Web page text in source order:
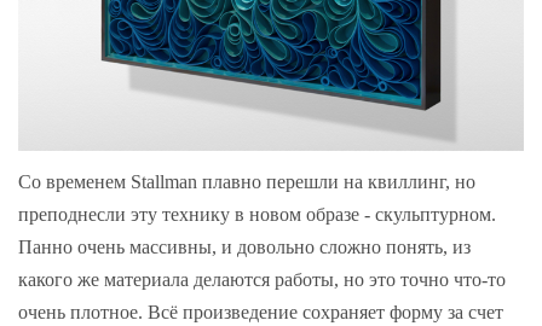
Со временем Stallman плавно перешли на квиллинг, но
преподнесли эту технику в новом образе - скульптурном.
Панно очень массивны, и довольно сложно понять, из
какого же материала делаются работы, но это точно что-то
очень плотное. Всё произведение сохраняет форму за счет